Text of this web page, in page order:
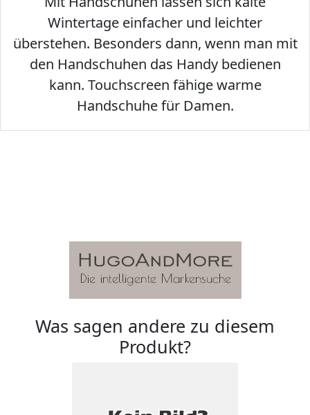
Wintertage einfacher und leichter
überstehen. Besonders dann, wenn man mit
den Handschuhen das Handy bedienen
kann. Touchscreen fähige warme
Handschuhe für Damen.
Was sagen andere zu diesem
Produkt?